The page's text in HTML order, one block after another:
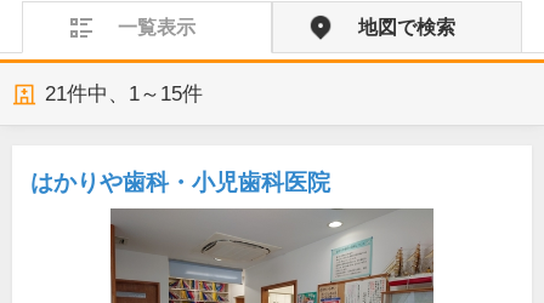
一覧表示 地図で検索
21件中、 1～15件
はかりや歯科・小児歯科医院